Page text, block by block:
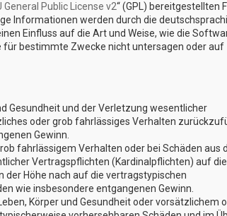
General Public License v2“ (GPL) bereitgestellten
Informationen werden durch die
Einfluss auf die Art und Weise, wie die
bestimmte Zwecke nicht untersagen oder auf
Gesundheit und der Verletzung wesentlicher
oder grob fahrlässiges Verhalten
Gewinn.
fahrlässigem Verhalten oder bei Schäden aus
Vertragspflichten (Kardinalpflichten) auf
Höhe nach auf die vertragstypischen
wie insbesondere entgangenen Gewinn.
Körper und Gesundheit oder vorsätzlichem